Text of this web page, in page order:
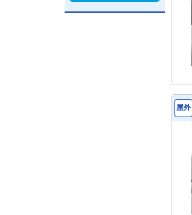
屋外